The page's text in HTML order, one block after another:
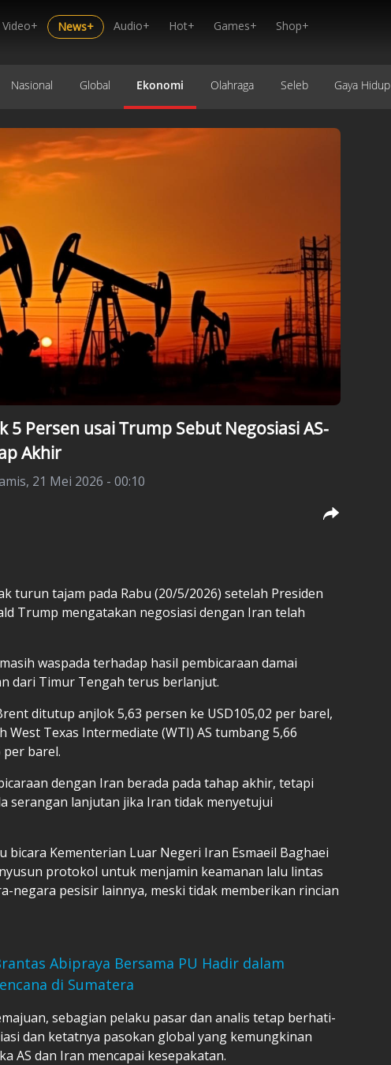
Video+ News+ Audio+ Hot+ Games+ Shop+
Nasional Global Ekonomi Olahraga Seleb Gaya Hidup
5 Persen usai Trump Sebut Negosiasi AS-
Akhir
21 Mei 2026 - 00:10
turun tajam pada Rabu (20/5/2026) setelah Presiden
Trump mengatakan negosiasi dengan Iran telah
waspada terhadap hasil pembicaraan damai
dari Timur Tengah terus berlanjut.
ditutup anjlok 5,63 persen ke USD105,02 per barel,
West Texas Intermediate (WTI) AS tumbang 5,66
per barel.
dengan Iran berada pada tahap akhir, tetapi
serangan lanjutan jika Iran tidak menyetujui
bicara Kementerian Luar Negeri Iran Esmaeil Baghaei
protokol untuk menjamin keamanan lalu lintas
negara pesisir lainnya, meski tidak memberikan rincian
Abipraya Bersama PU Hadir dalam
di Sumatera
sebagian pelaku pasar dan analis tetap berhati-
dan ketatnya pasokan global yang kemungkinan
AS dan Iran mencapai kesepakatan.